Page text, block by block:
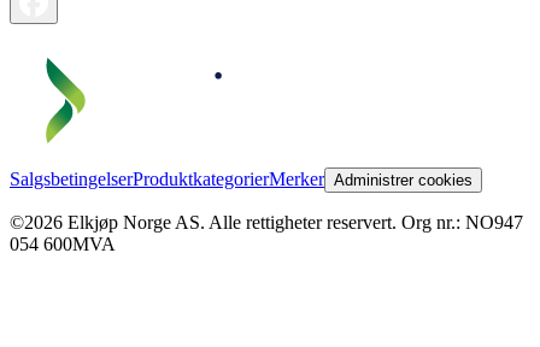
SalgsbetingelserProduktkategorierMerker Administrer cookies
©2026 Elkjøp Norge AS. Alle rettigheter reservert. Org nr.: NO947
054 600MVA